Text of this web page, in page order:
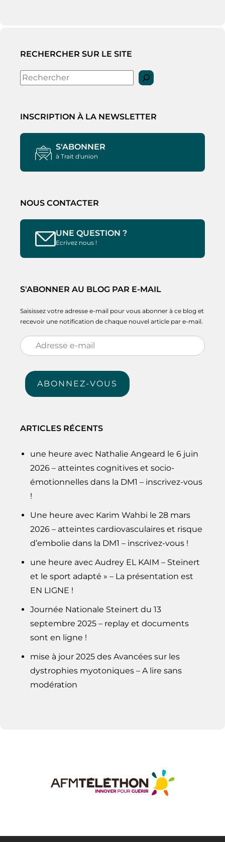
RECHERCHER SUR LE SITE
Rechercher
INSCRIPTION À LA NEWSLETTER
S'ABONNER
à Trait d'union
NOUS CONTACTER
UNE QUESTION ?
Ecrivez nous !
S'ABONNER AU BLOG PAR E-MAIL
Saisissez votre adresse e-mail pour vous abonner à ce blog et
recevoir une notification de chaque nouvel article par e-mail.
Adresse
e-
mail
ABONNEZ-VOUS
ARTICLES RÉCENTS
une heure avec Nathalie Angeard le 6 juin
2026 – atteintes cognitives et socio-
émotionnelles dans la DM1 – inscrivez-vous
!
Une heure avec Karim Wahbi le 28 mars
2026 – atteintes cardiovasculaires et risque
d’embolie dans la DM1 – inscrivez-vous !
une heure avec Audrey EL KAIM – Steinert
et le sport adapté » – La présentation est
EN LIGNE !
Journée Nationale Steinert du 13
septembre 2025 – replay et documents
sont en ligne !
mise à jour 2025 des Avancées sur les
dystrophies myotoniques – A lire sans
modération